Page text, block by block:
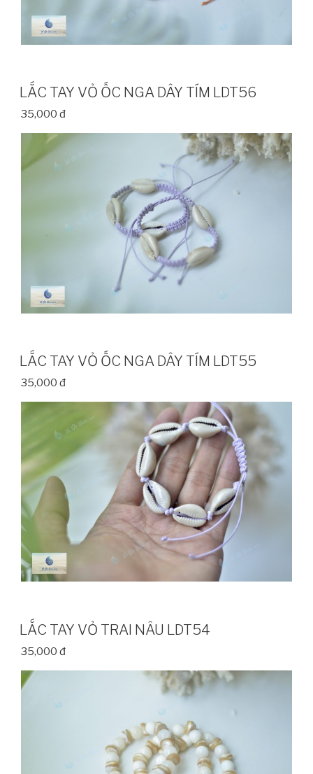
LẮC TAY VỎ ỐC NGA DÂY TÍM LDT56
35,000 đ
LẮC TAY VỎ ỐC NGA DÂY TÍM LDT55
35,000 đ
LẮC TAY VỎ TRAI NÂU LDT54
35,000 đ